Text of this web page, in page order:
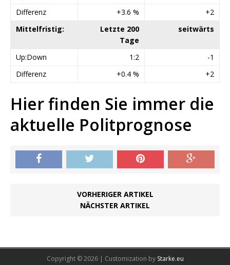
Differenz
+3.6 %
+2
Mittelfristig:
Letzte 200
Tage
seitwärts
Up:Down 1:2
-1
Differenz
+0.4 % +2
Hier finden Sie immer die
aktuelle Politprognose
VORHERIGER ARTIKEL
NÄCHSTER ARTIKEL
Copyright © 2026 | Customization by Starke.eu